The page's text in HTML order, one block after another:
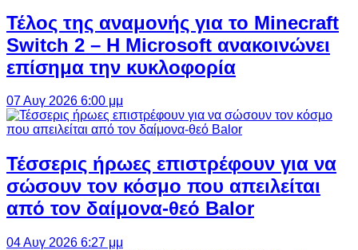
Τέλος της αναμονής για το Minecraft
Switch 2 – Η Microsoft ανακοινώνει
επίσημα την κυκλοφορία
07 Αυγ 2026 6:00 μμ
Τέσσερις ήρωες επιστρέφουν για να
σώσουν τον κόσμο που απειλείται
από τον δαίμονα-θεό Balor
04 Αυγ 2026 6:27 μμ